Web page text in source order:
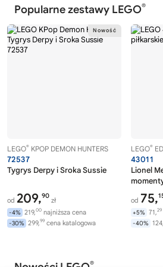
Popularne zestawy LEGO®
LEGO® KPOP DEMON HUNTERS
72537
Tygrys Derpy i Sroka Sussie
od 209,90
zł
-4% 219,00 najniższa cena
-30% 299,99 cena katalogowa
LEGO®
43011
Lionel
od 75,
+5% 71,29
-40% 124,
®